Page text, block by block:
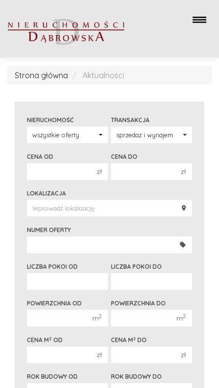
Strona główna Aktualności
NIERUCHOMOŚĆ TRANSAKCJA
CENA OD
zł
250 000 zł
300 000 zł
CENA DO
zł
LOKALIZACJA
NUMER OFERTY
LICZBA POKOI OD
4 pokoje
LICZBA POKOI DO
4 pokoje
POWIERZCHNIA OD
m2
POWIERZCHNIA DO
m2
CENA M2 OD
zł
CENA M2 DO
zł
ROK BUDOWY OD ROK BUDOWY DO